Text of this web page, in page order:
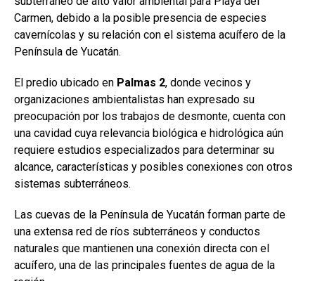
Carmen, debido a la posible presencia de especies
cavernícolas y su relación con el sistema acuífero de la
Península de Yucatán.
El predio ubicado en Palmas 2, donde vecinos y
organizaciones ambientalistas han expresado su
preocupación por los trabajos de desmonte, cuenta con
una cavidad cuya relevancia biológica e hidrológica aún
requiere estudios especializados para determinar su
alcance, características y posibles conexiones con otros
sistemas subterráneos.
Las cuevas de la Península de Yucatán forman parte de
una extensa red de ríos subterráneos y conductos
naturales que mantienen una conexión directa con el
acuífero, una de las principales fuentes de agua de la